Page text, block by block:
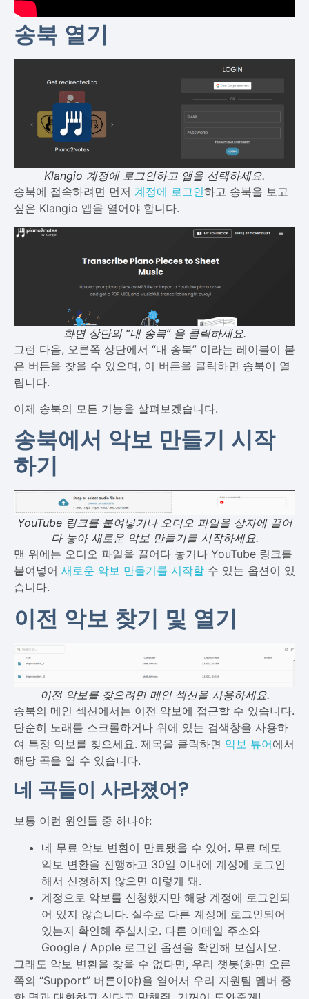
송북 열기
Klangio 계정에 로그인하고 앱을 선택하세요.
송북에 접속하려면 먼저 계정에 로그인하고 송북을 보고
싶은 Klangio 앱을 열어야 합니다.
화면 상단의 “내 송북” 을 클릭하세요.
그런 다음, 오른쪽 상단에서 “내 송북” 이라는 레이블이 붙
은 버튼을 찾을 수 있으며, 이 버튼을 클릭하면 송북이 열
립니다.
이제 송북의 모든 기능을 살펴보겠습니다.
송북에서 악보 만들기 시작
하기
YouTube 링크를 붙여넣거나 오디오 파일을 상자에 끌어
다 놓아 새로운 악보 만들기를 시작하세요.
맨 위에는 오디오 파일을 끌어다 놓거나 YouTube 링크를
붙여넣어 새로운 악보 만들기를 시작할 수 있는 옵션이 있
습니다.
이전 악보 찾기 및 열기
이전 악보를 찾으려면 메인 섹션을 사용하세요.
송북의 메인 섹션에서는 이전 악보에 접근할 수 있습니다.
단순히 노래를 스크롤하거나 위에 있는 검색창을 사용하
여 특정 악보를 찾으세요. 제목을 클릭하면 악보 뷰어에서
해당 곡을 열 수 있습니다.
네 곡들이 사라졌어?
보통 이런 원인들 중 하나야:
네 무료 악보 변환이 만료됐을 수 있어. 무료 데모
악보 변환을 진행하고 30일 이내에 계정에 로그인
해서 신청하지 않으면 이렇게 돼.
계정으로 악보를 신청했지만 해당 계정에 로그인되
어 있지 않습니다. 실수로 다른 계정에 로그인되어
있는지 확인해 주십시오. 다른 이메일 주소와
Google / Apple 로그인 옵션을 확인해 보십시오.
그래도 악보 변환을 찾을 수 없다면, 우리 챗봇(화면 오른
쪽의 “Support” 버튼이야)을 열어서 우리 지원팀 멤버 중